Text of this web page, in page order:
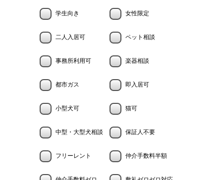
学生向き 女性限定
二人入居可 ペット相談
事務所利用可 楽器相談
都市ガス 即入居可
小型犬可 猫可
中型・大型犬相談 保証人不要
フリーレント 仲介手数料半額